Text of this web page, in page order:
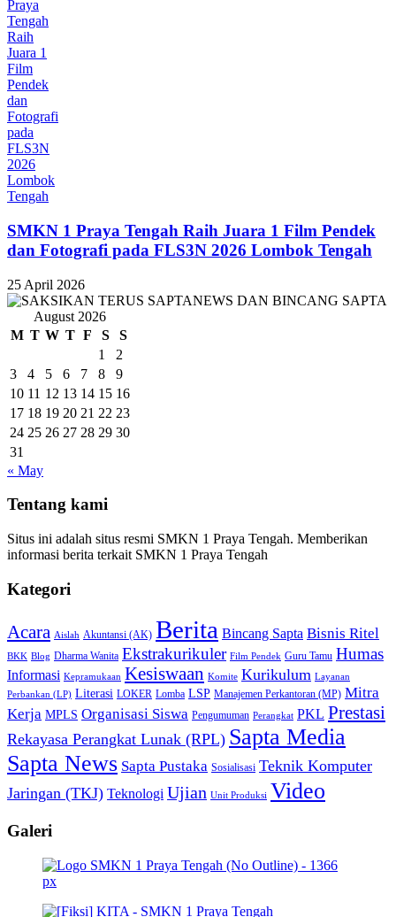
SMKN 1 Praya Tengah Raih Juara 1 Film Pendek
dan Fotografi pada FLS3N 2026 Lombok Tengah
25 April 2026
August 2026
M T W T F S
S
1
2
3
4 5 6 7 8
9
10 11 12 13 14 15 16
17 18 19 20 21 22 23
24 25 26 27 28 29 30
31
« May
Tentang kami
Situs ini adalah situs resmi SMKN 1 Praya Tengah. Memberikan
informasi berita terkait SMKN 1 Praya Tengah
Kategori
Acara Aislah Akuntansi (AK) Berita Bincang Sapta Bisnis Ritel
BKK Blog Dharma Wanita Ekstrakurikuler Film Pendek Guru Tamu Humas
Informasi Kepramukaan Kesiswaan Komite Kurikulum Layanan
Perbankan (LP) Literasi LOKER Lomba LSP Manajemen Perkantoran (MP) Mitra
Kerja MPLS Organisasi Siswa Pengumuman Perangkat PKL Prestasi
Rekayasa Perangkat Lunak (RPL) Sapta Media
Sapta News Sapta Pustaka Sosialisasi Teknik Komputer
Jaringan (TKJ) Teknologi Ujian Unit Produksi Video
Galeri